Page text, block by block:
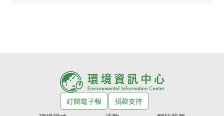
訂閱電子報
捐款支持